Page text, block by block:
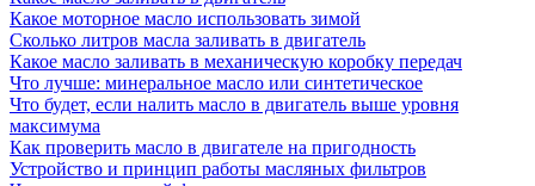
Какое моторное масло использовать зимой
Сколько литров масла заливать в двигатель
Какое масло заливать в механическую коробку передач
Что лучше: минеральное масло или синтетическое
Что будет, если налить масло в двигатель выше уровня
максимума
Как проверить масло в двигателе на пригодность
Устройство и принцип работы масляных фильтров